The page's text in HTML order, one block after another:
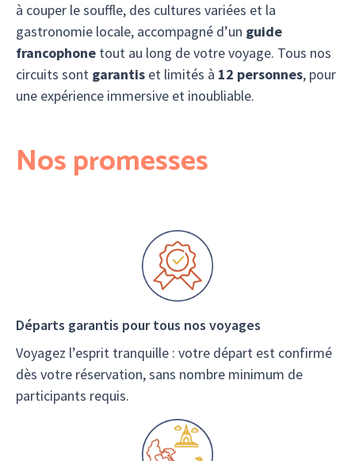
à couper le souffle, des cultures variées et la
gastronomie locale, accompagné d’un guide
francophone tout au long de votre voyage. Tous nos
circuits sont garantis et limités à 12 personnes, pour
une expérience immersive et inoubliable.
Nos promesses
Départs garantis pour tous nos voyages
Voyagez l’esprit tranquille : votre départ est confirmé
dès votre réservation, sans nombre minimum de
participants requis.